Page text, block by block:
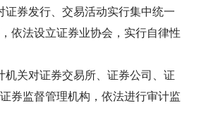
券发行、交易活动实行集中统一
依法设立证券业协会，实行自律性
关对证券交易所、证券公司、证
券监督管理机构，依法进行审计监